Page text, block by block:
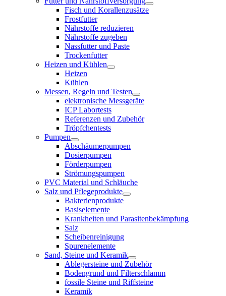
Fisch und Korallenzusätze
Frostfutter
Nährstoffe reduzieren
Nährstoffe zugeben
Nassfutter und Paste
Trockenfutter
Heizen und Kühlen
Heizen
Kühlen
Messen, Regeln und Testen
elektronische Messgeräte
ICP Labortests
Referenzen und Zubehör
Tröpfchentests
Pumpen
Abschäumerpumpen
Dosierpumpen
Förderpumpen
Strömungspumpen
PVC Material und Schläuche
Salz und Pflegeprodukte
Bakterienprodukte
Basiselemente
Krankheiten und Parasitenbekämpfung
Salz
Scheibenreinigung
Spurenelemente
Sand, Steine und Keramik
Ablegersteine und Zubehör
Bodengrund und Filterschlamm
fossile Steine und Riffsteine
Keramik